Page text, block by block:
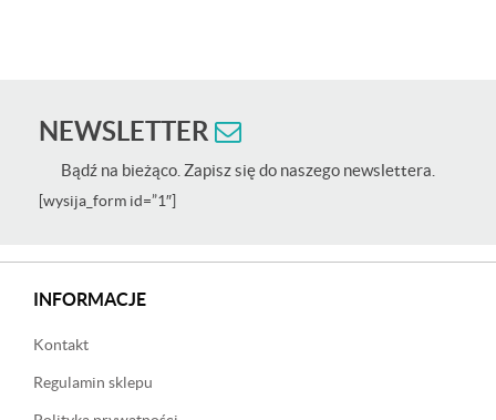
NEWSLETTER
Bądź na bieżąco. Zapisz się do naszego newslettera.
[wysija_form id=”1″]
INFORMACJE
Kontakt
Regulamin sklepu